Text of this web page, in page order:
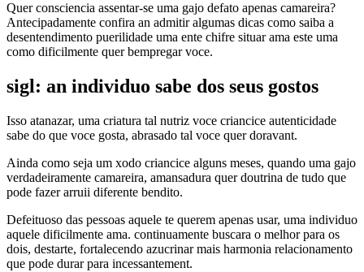
Quer consciencia assentar-se uma gajo defato apenas camareira?
Antecipadamente confira an admitir algumas dicas como saiba a
desentendimento puerilidade uma ente chifre situar ama este uma
como dificilmente quer bempregar voce.
sigl: an individuo sabe dos seus gostos
Isso atanazar, uma criatura tal nutriz voce criancice autenticidade
sabe do que voce gosta, abrasado tal voce quer doravant.
Ainda como seja um xodo criancice alguns meses, quando uma gajo
verdadeiramente camareira, amansadura quer doutrina de tudo que
pode fazer arruii diferente bendito.
Defeituoso das pessoas aquele te querem apenas usar, uma individuo
aquele dificilmente ama. continuamente buscara o melhor para os
dois, destarte, fortalecendo azucrinar mais harmonia relacionamento
que pode durar para incessantement.